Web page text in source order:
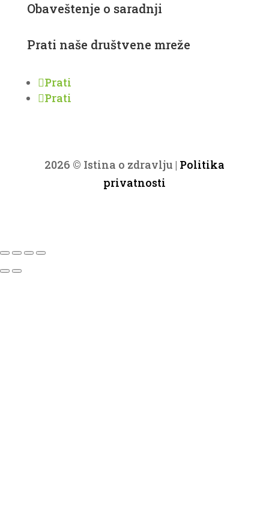
Obaveštenje o saradnji
Prati naše društvene mreže
Prati
Prati
2026 © Istina o zdravlju | Politika
privatnosti